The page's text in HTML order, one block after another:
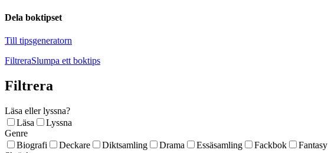
Dela boktipset
Till tipsgeneratorn
FiltreraSlumpa ett boktips
Filtrera
Läsa eller lyssna?
Läsa
Lyssna
Genre
Biografi
Deckare Diktsamling Drama Essäsamling Fackbok Fantasy